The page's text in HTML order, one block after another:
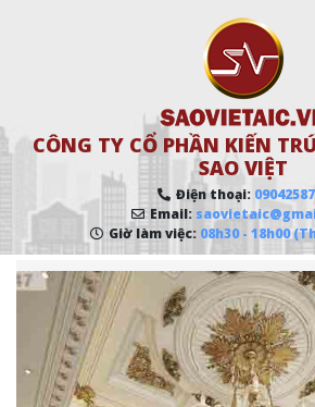
CÔNG TY CỔ PHẦN KIẾN
SAO VIỆT
Điện thoại:
Email:
Giờ làm việc: 08h30 - 18h00